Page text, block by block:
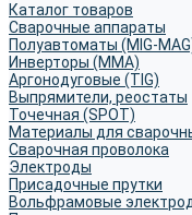
Каталог товаров
Сварочные аппараты
Полуавтоматы (MIG-
Инверторы (MMA)
Аргонодуговые (TIG)
Выпрямители, реостаты
Точечная (SPOT)
Материалы для
Сварочная проволока
Электроды
Присадочные прутки
Вольфрамовые